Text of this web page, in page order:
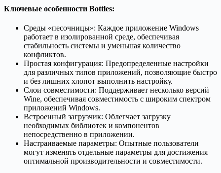
Ключевые особенности Bottles:
Среды «песочницы»: Каждое приложение Windows
работает в изолированной среде, обеспечивая
стабильность системы и уменьшая количество
конфликтов.
Простая конфигурация: Предопределенные настройки
для различных типов приложений, позволяющие быстро
и без лишних хлопот выполнить настройку.
Слои совместимости: Поддерживает несколько версий
Wine, обеспечивая совместимость с широким спектром
приложений Windows.
Встроенный загрузчик: Облегчает загрузку
необходимых библиотек и компонентов
непосредственно в приложении.
Настраиваемые параметры: Опытные пользователи
могут изменять отдельные параметры для достижения
оптимальной производительности и совместимости.